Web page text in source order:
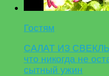
Гостям
САЛАТ ИЗ
что никогда не
сытный ужин